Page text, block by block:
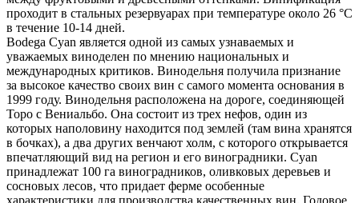
проходит в стальных резервуарах при температуре около 26 °С
в течение 10-14 дней.
Bodega Cyan является одной из самых узнаваемых и
уважаемых виноделен по мнению национальных и
международных критиков. Винодельня получила признание
за высокое качество своих вин с самого момента основания в
1999 году. Винодельня расположена на дороге, соединяющей
Торо с Вениальбо. Она состоит из трех нефов, один из
которых наполовину находится под землей (там вина хранятся
в бочках), а два других венчают холм, с которого открывается
впечатляющий вид на регион и его виноградники. Cyan
принадлежат 100 га виноградников, оливковых деревьев и
сосновых лесов, что придает ферме особенные
характеристики для производства качественных вин. Годовое